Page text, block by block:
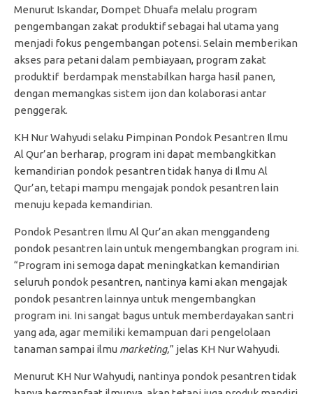
Menurut Iskandar, Dompet Dhuafa melalu program
pengembangan zakat produktif sebagai hal utama yang
menjadi fokus pengembangan potensi. Selain memberikan
akses para petani dalam pembiayaan, program zakat
produktif berdampak menstabilkan harga hasil panen,
dengan memangkas sistem ijon dan kolaborasi antar
penggerak.
KH Nur Wahyudi selaku Pimpinan Pondok Pesantren Ilmu
Al Qur’an berharap, program ini dapat membangkitkan
kemandirian pondok pesantren tidak hanya di Ilmu Al
Qur’an, tetapi mampu mengajak pondok pesantren lain
menuju kepada kemandirian.
Pondok Pesantren Ilmu Al Qur’an akan menggandeng
pondok pesantren lain untuk mengembangkan program ini.
“Program ini semoga dapat meningkatkan kemandirian
seluruh pondok pesantren, nantinya kami akan mengajak
pondok pesantren lainnya untuk mengembangkan
program ini. Ini sangat bagus untuk memberdayakan santri
yang ada, agar memiliki kemampuan dari pengelolaan
tanaman sampai ilmu marketing,” jelas KH Nur Wahyudi.
Menurut KH Nur Wahyudi, nantinya pondok pesantren tidak